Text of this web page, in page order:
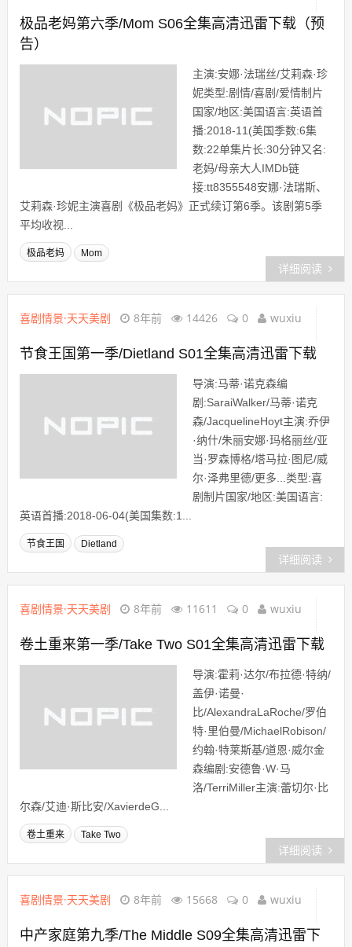
极品老妈第六季/Mom S06全集高清迅雷下载（预
告）
主演:安娜·法瑞丝/艾莉森·珍
妮类型:剧情/喜剧/爱情制片
国家/地区:美国语言:英语首
播:2018-11(美国季数:6集
数:22单集片长:30分钟又名:
老妈/母亲大人IMDb链
接:tt8355548安娜·法瑞斯、
艾莉森·珍妮主演喜剧《极品老妈》正式续订第6季。该剧第5季
平均收视...
极品老妈 Mom
详细阅读
喜剧情景·天天美剧 8年前 14426 0 wuxiu
节食王国第一季/Dietland S01全集高清迅雷下载
导演:马蒂·诺克森编
剧:SaraiWalker/马蒂·诺克
森/JacquelineHoyt主演:乔伊
·纳什/朱丽安娜·玛格丽丝/亚
当·罗森博格/塔马拉·图尼/威
尔·泽弗里德/更多...类型:喜
剧制片国家/地区:美国语言:
英语首播:2018-06-04(美国集数:1...
节食王国 Dietland
详细阅读
喜剧情景·天天美剧 8年前 11611 0 wuxiu
卷土重来第一季/Take Two S01全集高清迅雷下载
导演:霍莉·达尔/布拉德·特纳/
盖伊·诺曼·
比/AlexandraLaRoche/罗伯
特·里伯曼/MichaelRobison/
约翰·特莱斯基/道恩·威尔金
森编剧:安德鲁·W·马
洛/TerriMiller主演:蕾切尔·比
尔森/艾迪·斯比安/XavierdeG...
卷土重来 Take Two
详细阅读
喜剧情景·天天美剧 8年前 15668 0 wuxiu
中产家庭第九季/The Middle S09全集高清迅雷下